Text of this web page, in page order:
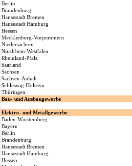
Berlin
Brandenburg
Hansestadt Bremen
Hansestadt Hamburg
Hessen
Mecklenburg-Vorpommern
Niedersachsen
Nordrhein-Westfalen
Rheinland-Pfalz
Saarland
Sachsen
Sachsen-Anhalt
Schleswig-Holstein
Thüringen
Bau- und Ausbaugewerbe
Elektro- und Metallgewerbe
Baden-Württemberg
Bayern
Berlin
Brandenburg
Hansestadt Bremen
Hansestadt Hamburg
Hessen